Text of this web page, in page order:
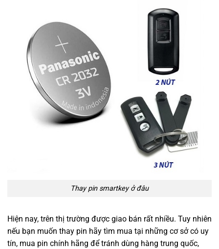
Thay pin smartkey ở đâu
Hiện nay, trên thị trường được giao bán rất nhiều. Tuy nhiên
nếu bạn muốn thay pin hãy tìm mua tại những cơ sở có uy
tín, mua pin chính hãng để tránh dùng hàng trung quốc,